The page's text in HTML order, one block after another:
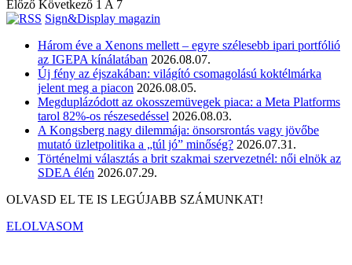
Előző Következő 1 A 7
Sign&Display magazin
Három éve a Xenons mellett – egyre szélesebb ipari portfólió
az IGEPA kínálatában 2026.08.07.
Új fény az éjszakában: világító csomagolású koktélmárka
jelent meg a piacon 2026.08.05.
Megduplázódott az okosszemüvegek piaca: a Meta Platforms
tarol 82%-os részesedéssel 2026.08.03.
A Kongsberg nagy dilemmája: önsorsrontás vagy jövőbe
mutató üzletpolitika a „túl jó” minőség? 2026.07.31.
Történelmi választás a brit szakmai szervezetnél: női elnök az
SDEA élén 2026.07.29.
OLVASD EL TE IS LEGÚJABB SZÁMUNKAT!
ELOLVASOM